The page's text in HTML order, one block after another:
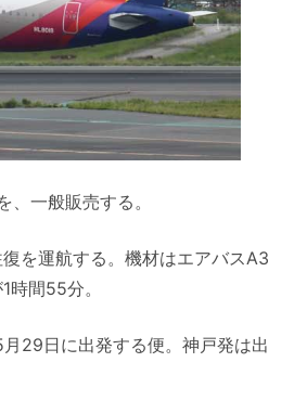
一般販売する。
を運航する。機材はエアバスA3
間55分。
29日に出発する便。神戸発は出